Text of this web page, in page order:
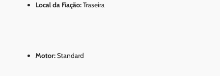
Local da Fiação:Traseira
Motor:Standard